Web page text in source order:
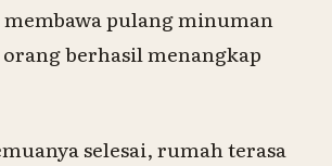
pulang minuman
berhasil menangkap
selesai, rumah terasa